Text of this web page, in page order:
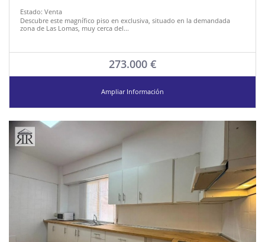
Estado: Venta
Descubre este magnífico piso en exclusiva, situado en la demandada
zona de Las Lomas, muy cerca del...
273.000 €
Ampliar Información